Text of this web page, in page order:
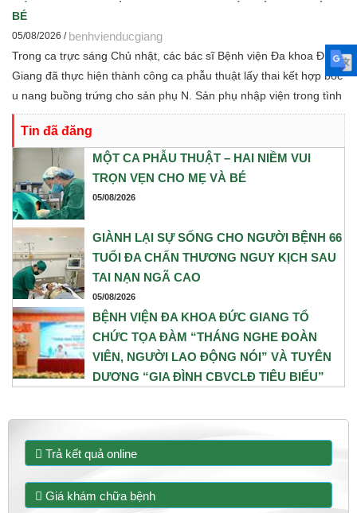
định hướng hợp tác nghiên cứu khoa học và chuyển giao tri thức
trong thời gian tới.
BÉ
05/08/2026 / benhvienducgiang
Trong ca trực sáng Chủ nhật, các bác sĩ Bệnh viện Đa khoa Đức
Giang đã thực hiện thành công ca phẫu thuật lấy thai kết hợp bóc
u nang buồng trứng cho sản phụ N. Sản phụ nhập viện trong tình
trạng chuyển dạ con so, ngôi ngược, kèm theo khối u nang buồng
trứng phải. Trước những yếu tố nguy cơ, ê-kíp Khoa Sản và Khoa
Gây mê Hồi sức đã phối hợp chặt chẽ, xây dựng phương án phẫu
thuật tối ưu nhằm đảm bảo an toàn cao nhất cho cả mẹ và bé.
Tin đã đăng
MỘT CA PHẪU THUẬT – HAI NIỀM VUI
TRỌN VẸN CHO MẸ VÀ BÉ
05/08/2026
GIÀNH LẠI SỰ SỐNG CHO NGƯỜI BỆNH 66
TUỔI ĐA CHẤN THƯƠNG NGUY KỊCH SAU
TAI NẠN NGÃ CAO
05/08/2026
BỆNH VIỆN ĐA KHOA ĐỨC GIANG TỔ
CHỨC TỌA ĐÀM “THÁNG NGHE ĐOÀN
VIÊN, NGƯỜI LAO ĐỘNG NÓI” VÀ TUYÊN
DƯƠNG “GIA ĐÌNH CBVCLĐ TIÊU BIỂU”
Trả kết quả online
Giá khám chữa bệnh